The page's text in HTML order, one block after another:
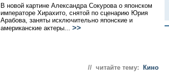
В новой картине Александра Сокурова о японском
императоре Хирахито, снятой по сценарию Юрия
Арабова, заняты исключительно японские и
американские актеры... >>
// читайте тему: Кино